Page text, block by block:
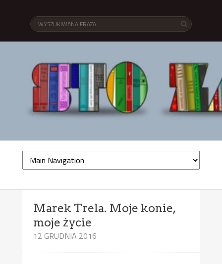
Marek Trela. Moje konie,
moje życie
12 GRUDNIA 2016